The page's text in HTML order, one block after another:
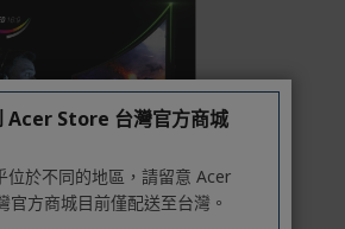
方式：
清：支援Visa、Master Card及JCB卡
期0利率/滿3萬享12期0利率
Acer Store 台灣官方商城
位於不同的地區，請留意 Acer
官方商城目前僅配送至台灣。